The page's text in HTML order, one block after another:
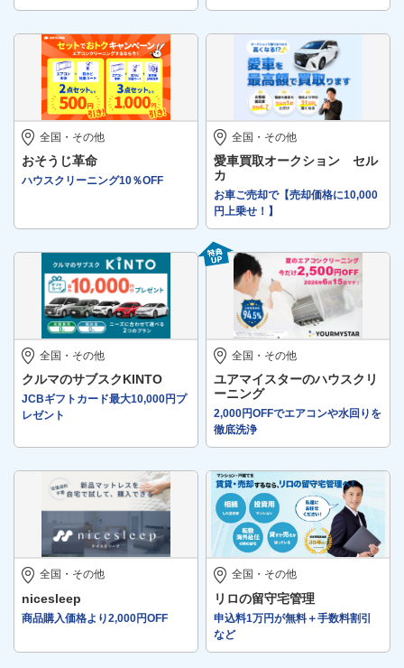
全国・その他
おそうじ革命
ハウスクリーニング10％OFF
全国・その他
愛車買取オークション セル
カ
お車ご売却で【売却価格に10,000
円上乗せ！】
全国・その他
クルマのサブスクKINTO
JCBギフトカード最大10,000円プ
レゼント
全国・その他
ユアマイスターのハウスクリ
ーニング
2,000円OFFでエアコンや水回りを
徹底洗浄
全国・その他
nicesleep
商品購入価格より2,000円OFF
全国・その他
リロの留守宅管理
申込料1万円が無料＋手数料割引
など